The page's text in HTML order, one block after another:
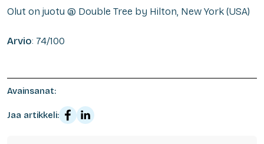
Olut on juotu @ Double Tree by Hilton, New York (USA)
Arvio: 74/100
Avainsanat:
Jaa artikkeli: